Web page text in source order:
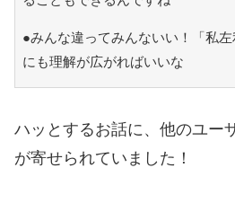
●みんな違ってみんないい！「私
にも理解が広がればいいな
ハッとするお話に、他のユー
が寄せられていました！